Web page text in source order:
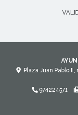
Plaza Juan Pablo II,
974224571